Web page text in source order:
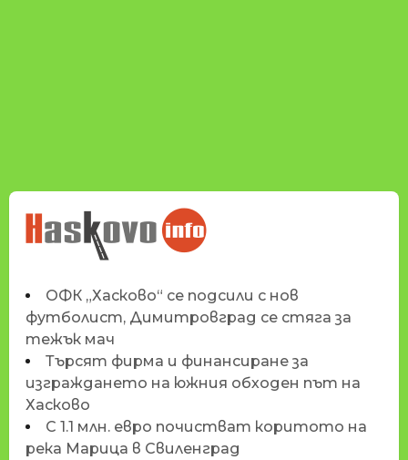
НОВИНИТЕ НА
HASKOVO.INFO
ОФК „Хасково“ се подсили с нов
футболист, Димитровград се стяга за
тежък мач
Търсят фирма и финансиране за
изграждането на южния обходен път на
Хасково
С 1.1 млн. евро почистват коритото на
река Марица в Свиленград